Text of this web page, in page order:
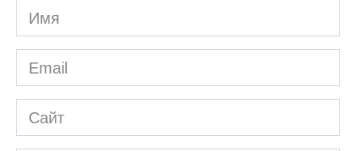
Имя
*
Email
*
Сайт